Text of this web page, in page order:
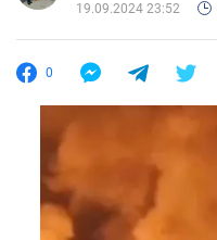
19.09.2024 23:52
0